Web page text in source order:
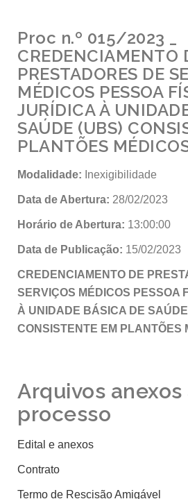
Proc n.º 015/2023 _
CREDENCIAMENTO
PRESTADORES DE
MÉDICOS PESSOA
JURÍDICA À
SAÚDE (UBS)
PLANTÕES
Modalidade: Inexigibilidade
Data de Abertura: 28/02/2023
Horário de Abertura: 13:00:00
Data de Publicação: 15/02/2023
CREDENCIAMENTO DE
SERVIÇOS MÉDICOS PESSOA
À UNIDADE BÁSICA DE
CONSISTENTE EM PLANTÕES
Arquivos anexos
processo
Edital e anexos
Contrato
Termo de Rescisão Amigável